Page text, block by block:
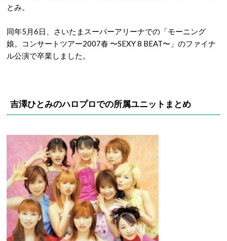
とみ。
同年5月6日、さいたまスーパーアリーナでの「モーニング
娘。コンサートツアー2007春 〜SEXY 8 BEAT〜」のファイナ
ル公演で卒業しました。
吉澤ひとみのハロプロでの所属ユニットまとめ